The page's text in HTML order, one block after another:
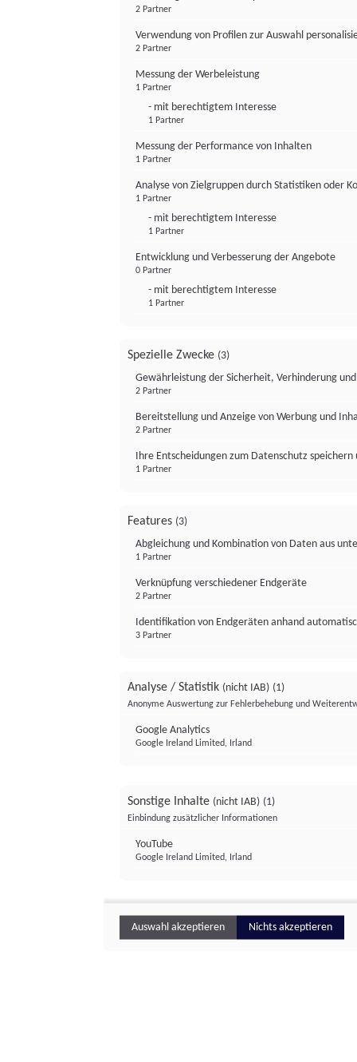
2 Partner
Verwendung von Profilen zur Auswahl
2 Partner
Messung der Werbeleistung
1 Partner
- mit berechtigtem Interesse
1 Partner
Messung der Performance von Inhalten
1 Partner
Analyse von Zielgruppen durch Statistiken oder
1 Partner
- mit berechtigtem Interesse
1 Partner
Entwicklung und Verbesserung der Angebote
0 Partner
- mit berechtigtem Interesse
1 Partner
Spezielle Zwecke (3)
Gewährleistung der Sicherheit, Verhinderung
2 Partner
Bereitstellung und Anzeige von Werbung und
2 Partner
Ihre Entscheidungen zum Datenschutz
1 Partner
Features (3)
Abgleichung und Kombination von Daten aus
1 Partner
Verknüpfung verschiedener Endgeräte
2 Partner
Identifikation von Endgeräten anhand
3 Partner
Analyse / Statistik (nicht IAB) (1)
Anonyme Auswertung zur Fehlerbehebung und
Google Analytics
Google Ireland Limited, Irland
Sonstige Inhalte (nicht IAB) (1)
Einbindung zusätzlicher Informationen
YouTube
Google Ireland Limited, Irland
Auswahl akzeptieren Nichts akzeptieren